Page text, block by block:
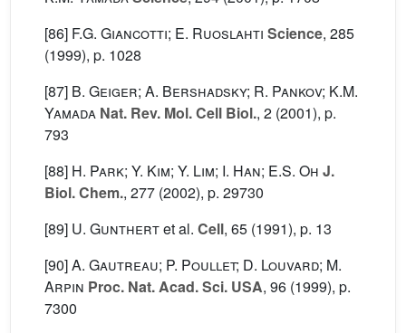
[86] F.G. Giancotti; E. Ruoslahti Science, 285
(1999), p. 1028
[87] B. Geiger; A. Bershadsky; R. Pankov; K.M.
Yamada Nat. Rev. Mol. Cell Biol., 2 (2001), p.
793
[88] H. Park; Y. Kim; Y. Lim; I. Han; E.S. Oh J.
Biol. Chem., 277 (2002), p. 29730
[89] U. Gunthertet al. Cell, 65 (1991), p. 13
[90]A. Gautreau; P. Poullet; D. Louvard; M.
Arpin Proc. Nat. Acad. Sci. USA, 96 (1999), p.
7300